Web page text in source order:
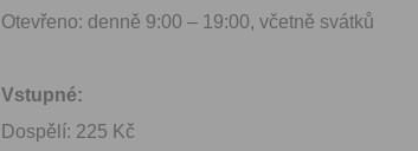
Otevřeno: denně 9:00 – 19:00, včetně svátků
Vstupné:
Dospělí: 225 Kč